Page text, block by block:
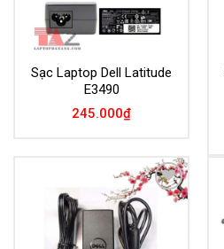
Sạc Laptop Dell Latitude
E3490
245.000₫
Add to
Wishlist